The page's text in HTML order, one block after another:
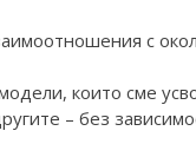
с
които сме
– без